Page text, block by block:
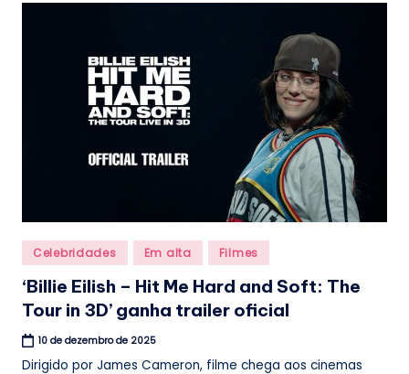
Posted
in
Celebridades Em alta Filmes
‘Billie Eilish – Hit Me Hard and Soft: The
Tour in 3D’ ganha trailer oficial
10 de dezembro de 2025
Dirigido por James Cameron, filme chega aos cinemas